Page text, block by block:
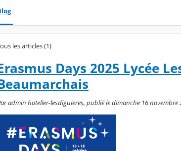
les articles (1)
Days 2025 Lycée
admin hotelier-lesdiguieres, publié le dimanche 16